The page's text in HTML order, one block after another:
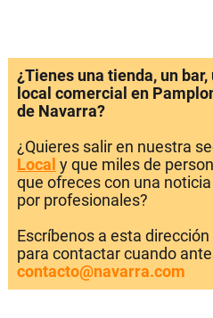
¿Tienes una tienda, un
local comercial en
de Navarra?
¿Quieres salir en nuestra
Local y que miles de
que ofreces con una
por profesionales?
Escríbenos a esta
para contactar cuando
contacto@navarra.com